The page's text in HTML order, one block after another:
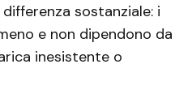
sostanziale: i
e non dipendono da
inesistente o